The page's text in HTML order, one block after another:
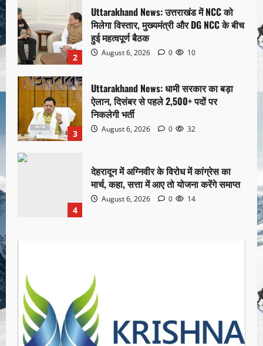
2
Uttarakhand News: उत्तराखंड में NCC को
मिलेगा विस्तार, मुख्यमंत्री और DG NCC के बीच
हुई महत्वपूर्ण बैठक
August 6, 2026 0 10
3
Uttarakhand News: धामी सरकार का बड़ा
ऐलान, दिसंबर से पहले 2,500+ पदों पर
निकलेगी भर्ती
August 6, 2026 0 32
4
देहरादून में अग्निवीर के विरोध में कांग्रेस का
मार्च, कहा, सत्ता में आए तो योजना करेंगे समाप्त
August 6, 2026 0 14